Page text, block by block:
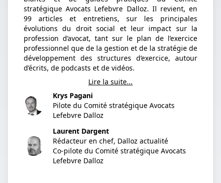
stratégique Avocats Lefebvre Dalloz. Il revient, en
99 articles et entretiens, sur les principales
évolutions du droit social et leur impact sur la
profession d’avocat, tant sur le plan de l’exercice
professionnel que de la gestion et de la stratégie de
développement des structures d’exercice, autour
d’écrits, de podcasts et de vidéos.
Lire la suite...
Krys Pagani
Pilote du Comité stratégique Avocats
Lefebvre Dalloz
Laurent Dargent
Rédacteur en chef, Dalloz actualité
Co-pilote du Comité stratégique Avocats
Lefebvre Dalloz